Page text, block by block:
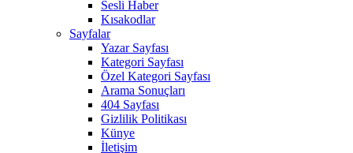
Sesli Haber
Kısakodlar
Sayfalar
Yazar Sayfası
Kategori Sayfası
Özel Kategori Sayfası
Arama Sonuçları
404 Sayfası
Gizlilik Politikası
Künye
İletişim